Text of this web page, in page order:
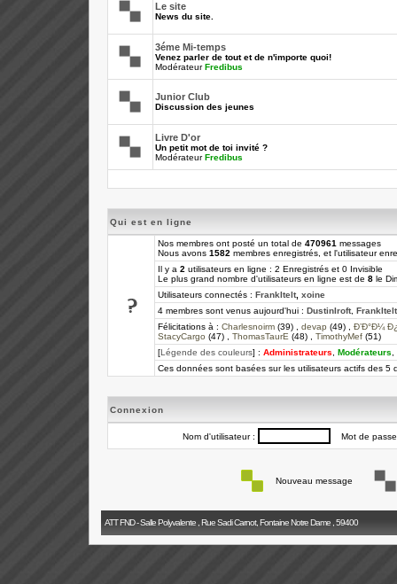
Le site
News du site.
3éme Mi-temps
Venez parler de tout et de n'importe quoi!
ModérateurFredibus
Junior Club
Discussion des jeunes
Livre D'or
Un petit mot de toi invité ?
ModérateurFredibus
Qui est en ligne
Nos membres ont posté un total de 470961 messages
Nous avons 1582 membres enregistrés, et l'utilisateur
Il y a 2 utilisateurs en ligne : 2 Enregistrés et 0 Invisible
Le plus grand nombre d'utilisateurs en ligne est de 8 le
Utilisateurs connectés : FrankItelt, xoine
4 membres sont venus aujourd'hui : DustinIroft, FrankItelt
Félicitations à : Charlesnoirm (39) , devap (49) , Ð’Ð°Ð¼
StacyCargo (47) , ThomasTaurE (48) , TimothyMef (51)
[Légende des couleurs] : Administrateurs Modérateurs
Ces données sont basées sur les utilisateurs actifs des 5
Connexion
Nom d'utilisateur : Mot de
Nouveau message
ATT FND - Salle Polyvalente , Rue Sadi Carnot, Fontaine Notre Dame , 59400